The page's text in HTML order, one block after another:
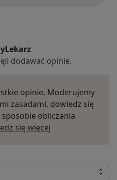
dodawać opinie.
opinie. Moderujemy
zasadami, dowiedz się
obliczania
się więcej